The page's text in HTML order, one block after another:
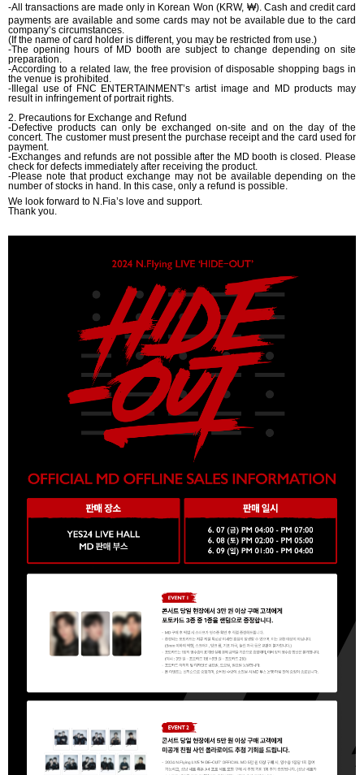
-All transactions are made only in Korean Won (KRW, ₩). Cash and credit card
payments are available and some cards may not be available due to the card
company’s circumstances.
(If the name of card holder is different, you may be restricted from use.)
-The opening hours of MD booth are subject to change depending on site
preparation.
-According to a related law, the free provision of disposable shopping bags in
the venue is prohibited.
-Illegal use of FNC ENTERTAINMENT’s artist image and MD products may
result in infringement of portrait rights.
2. Precautions for Exchange and Refund
-Defective products can only be exchanged on-site and on the day of the
concert. The customer must present the purchase receipt and the card used for
payment.
-Exchanges and refunds are not possible after the MD booth is closed. Please
check for defects immediately after receiving the product.
-Please note that product exchange may not be available depending on the
number of stocks in hand. In this case, only a refund is possible.
We look forward to N.Fia’s love and support.
Thank you.